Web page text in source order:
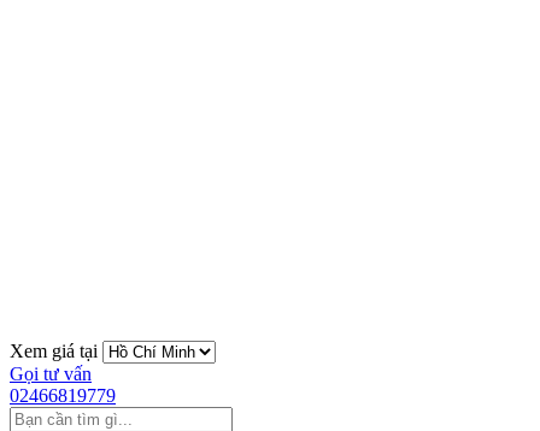
Xem giá tại
Gọi tư vấn
02466819779